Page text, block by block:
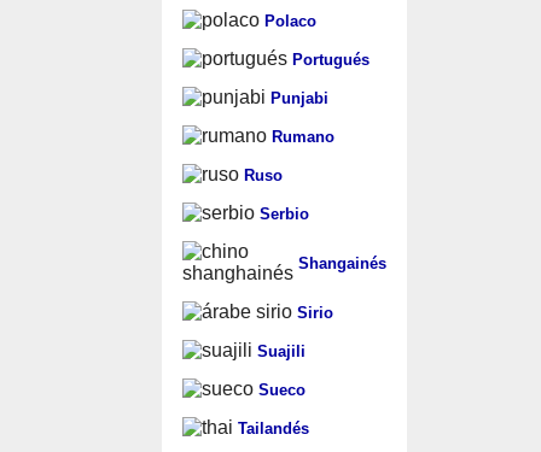
Polaco
Portugués
Punjabi
Rumano
Ruso
Serbio
Shangainés
Sirio
Suajili
Sueco
Tailandés